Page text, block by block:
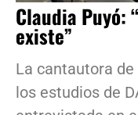
Claudia Puyó:
existe”
La cantautora
los estudios de